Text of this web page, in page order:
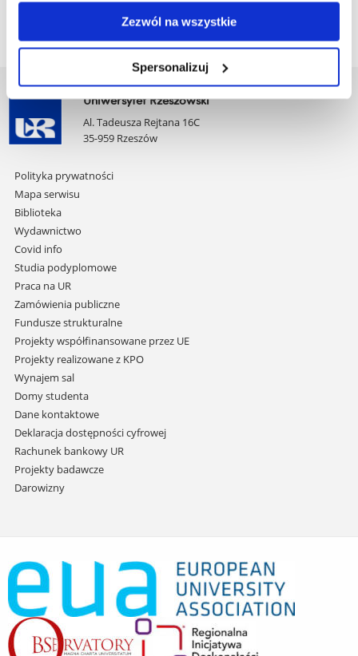
Zezwól na wszystkie
Spersonalizuj
Uniwersytet Rzeszowski
Al. Tadeusza Rejtana 16C
35-959 Rzeszów
Pomiń
nawigację
i
przejdź
do
treści
Polityka prywatności
Mapa serwisu
Biblioteka
Wydawnictwo
Covid info
Studia podyplomowe
Praca na UR
Zamówienia publiczne
Fundusze strukturalne
Projekty współfinansowane przez UE
Projekty realizowane z KPO
Wynajem sal
Domy studenta
Dane kontaktowe
Deklaracja dostępności cyfrowej
Rachunek bankowy UR
Projekty badawcze
Darowizny